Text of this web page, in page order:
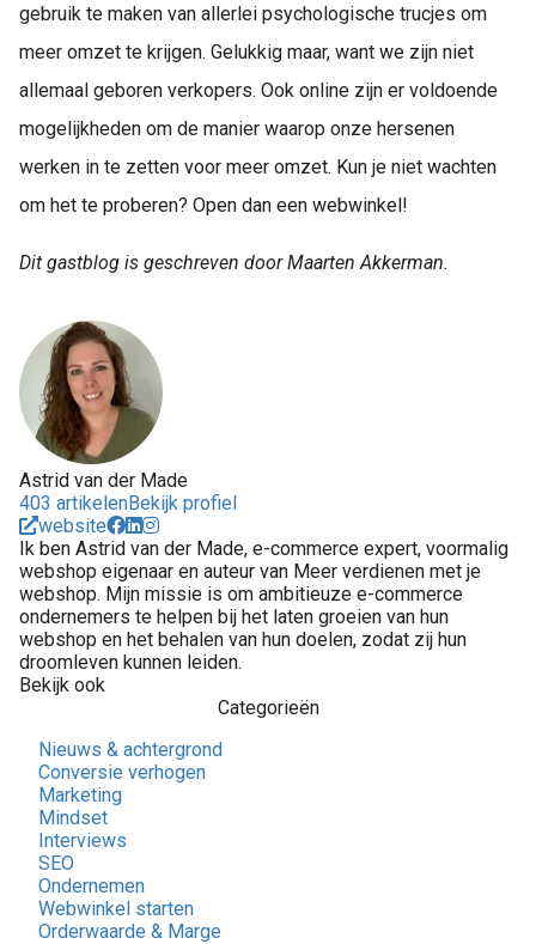
gebruik te maken van allerlei psychologische trucjes om
meer omzet te krijgen. Gelukkig maar, want we zijn niet
allemaal geboren verkopers. Ook online zijn er voldoende
mogelijkheden om de manier waarop onze hersenen
werken in te zetten voor meer omzet. Kun je niet wachten
om het te proberen? Open dan een webwinkel!
Dit gastblog is geschreven door Maarten Akkerman.
Astrid van der Made
403 artikelenBekijk profiel
website
Ik ben Astrid van der Made, e-commerce expert, voormalig
webshop eigenaar en auteur van Meer verdienen met je
webshop. Mijn missie is om ambitieuze e-commerce
ondernemers te helpen bij het laten groeien van hun
webshop en het behalen van hun doelen, zodat zij hun
droomleven kunnen leiden.
Bekijk ook
Categorieën
Nieuws & achtergrond
Conversie verhogen
Marketing
Mindset
Interviews
SEO
Ondernemen
Webwinkel starten
Orderwaarde & Marge